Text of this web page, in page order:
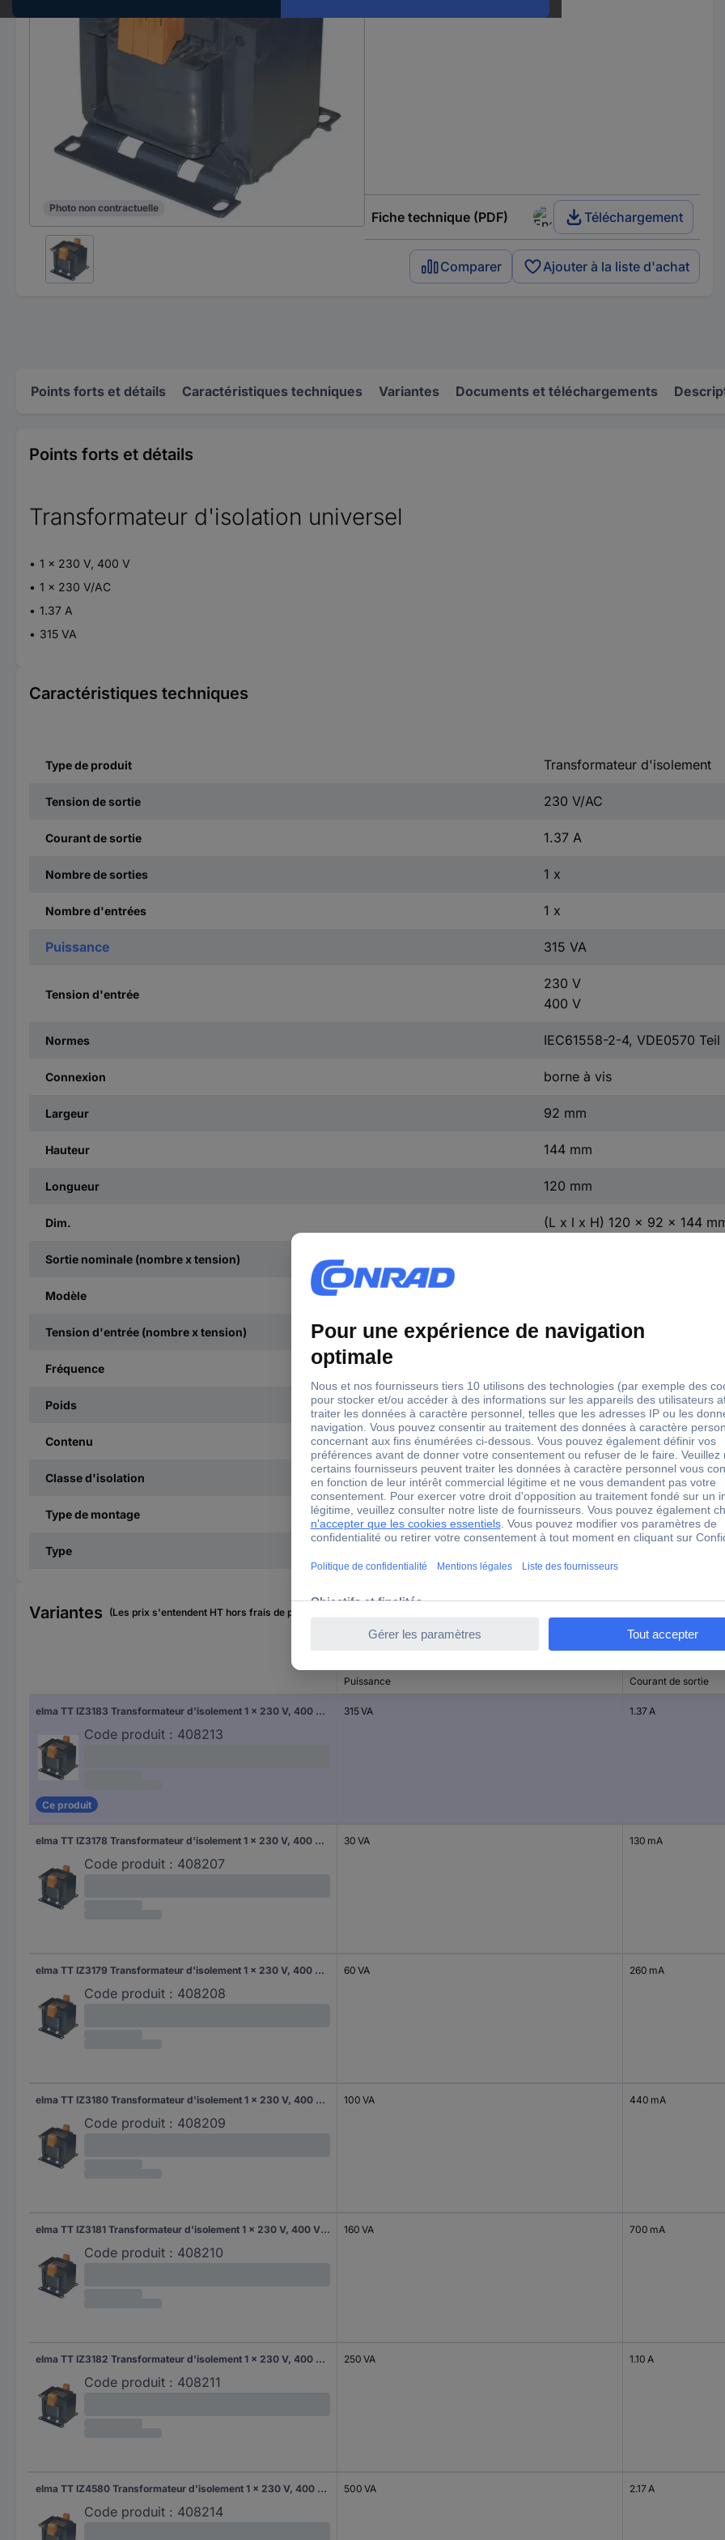
Photo non contractuelle
Fiche technique (PDF) Téléchargement
Comparer Ajouter à la liste d'achat
Points forts et détails Caractéristiques techniques Variantes Documents et téléchargements
Points forts et détails
Transformateur d'isolation universel
1 x 230 V, 400 V
1 x 230 V/AC
1.37 A
315 VA
Caractéristiques techniques
Type de produit Transformateur d'isolement
Tension de sortie 230 V/AC
Courant de sortie 1.37 A
Nombre de sorties 1 x
Nombre d'entrées 1 x
Puissance 315 VA
Tension d'entrée
230 V
400 V
Normes IEC61558-2-4, VDE0570
Connexion borne à vis
Largeur 92 mm
Hauteur 144 mm
Longueur 120 mm
Dim. (L x l x H) 120 x 92 x 144
Sortie nominale (nombre x tension)
Modèle
Tension d'entrée (nombre x tension) 1 x 230 V, 400 V
Fréquence
Poids 6.3 kg
Contenu 1 pc(s)
Classe d'isolation Ta40/B
Type de montage équerre de pied
Type
Variantes (Les prix s'entendent HT hors frais de port)
Puissance Courant de sortie
elma TT IZ3183 Transformateur d'isolement 1 x 230 V, 400 V 1 x 230 V/AC 315 VA 1.37 A
Code produit : 408213
Ce produit
315 VA 1.37 A
elma TT IZ3178 Transformateur d'isolement 1 x 230 V, 400 V 1 x 230 V/AC 30 VA 130 mA
Code produit : 408207
30 VA 130 mA
elma TT IZ3179 Transformateur d'isolement 1 x 230 V, 400 V 1 x 230 V/AC 60 VA 260 mA
Code produit : 408208
60 VA 260 mA
elma TT IZ3180 Transformateur d'isolement 1 x 230 V, 400 V 1 x 230 V/AC 100 VA 440 mA
Code produit : 408209
100 VA 440 mA
elma TT IZ3181 Transformateur d'isolement 1 x 230 V, 400 V 1 x 230 V/AC 160 VA 700 mA
Code produit : 408210
160 VA 700 mA
elma TT IZ3182 Transformateur d'isolement 1 x 230 V, 400 V 1 x 230 V/AC 250 VA 1.10 A
Code produit : 408211
250 VA 1.10 A
elma TT IZ4580 Transformateur d'isolement 1 x 230 V, 400 V 1 x 230 V/AC 500 VA 2.17 A
Code produit : 408214
500 VA 2.17 A